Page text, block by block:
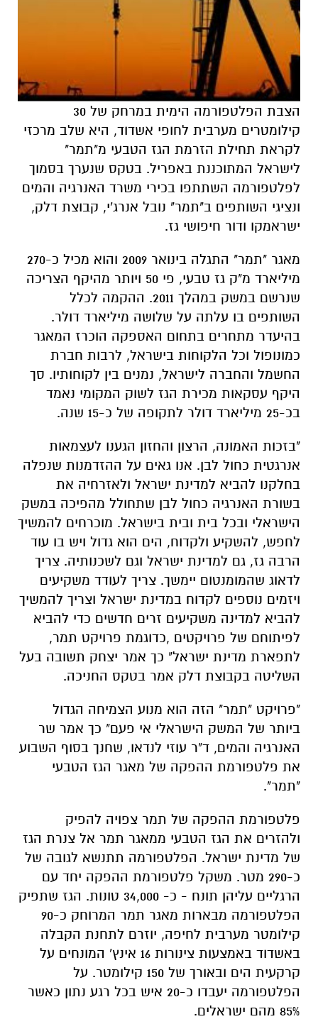
הצבת הפלטפורמה הימית במרחק של 30
קילומטרים מערבית לחופי אשדוד, היא שלב מרכזי
לקראת תחילת הזרמת הגז הטבעי מ"תמר"
לישראל המתוכננת באפריל. בטקס שנערך בסמוך
לפלטפורמה השתתפו בכירי משרד האנרגיה והמים
ונציגי השותפים ב"תמר" נובל אנרג'י, קבוצת דלק,
ישראמקו ודור חיפושי גז.
מאגר "תמר" התגלה בינואר 2009 והוא מכיל כ-270
מיליארד מ"ק גז טבעי, פי 50 ויותר מהיקף הצריכה
שנרשם במשק במהלך 2011. ההקמה לכלל
השותפים בו עלתה על שלושה מיליארד דולר.
בהיעדר מתחרים בתחום האספקה הוכרז המאגר
כמונופול וכל הלקוחות בישראל, לרבות חברת
החשמל והחברה לישראל, נמנים בין לקוחותיו. סך
היקף עסקאות מכירת הגז לשוק המקומי נאמד
בכ-25 מיליארד דולר לתקופה של כ-15 שנה.
"בזכות האמונה, הרצון והחזון הגענו לעצמאות
אנרגטית כחול לבן. אנו גאים על ההזדמנות שנפלה
בחלקנו להביא למדינת ישראל ולאזרחיה את
בשורת האנרגיה כחול לבן שתחולל מהפיכה במשק
הישראלי ובכל בית ובית בישראל. מוכרחים להמשיך
לחפש, להשקיע ולקדוח, הים הוא גדול ויש בו עוד
הרבה גז, גם למדינת ישראל וגם לשכנותיה. צריך
לדאוג שהמומנטום יימשך. צריך לעודד משקיעים
ויזמים נוספים לקדוח במדינת ישראל וצריך להמשיך
להביא למדינה משקיעים זרים חדשים כדי להביא
לפיתוחם של פרויקטים ,כדוגמת פרויקט תמר,
לתפארת מדינת ישראל" כך אמר יצחק תשובה בעל
השליטה בקבוצת דלק אמר בטקס החניכה.
"פרויקט "תמר" הזה הוא מנוע הצמיחה הגדול
ביותר של המשק הישראלי אי פעם" כך אמר שר
האנרגיה והמים, ד"ר עוזי לנדאו, שחנך בסוף השבוע
את פלטפורמת ההפקה של מאגר הגז הטבעי
"תמר".
פלטפורמת ההפקה של תמר צפויה להפיק
ולהזרים את הגז הטבעי ממאגר תמר אל צנרת הגז
של מדינת ישראל. הפלטפורמה תתנשא לגובה של
כ-290 מטר. משקל פלטפורמת ההפקה יחד עם
הרגליים עליהן תונח - כ- 34,000 טונות. הגז שתפיק
הפלטפורמה מבארות מאגר תמר המרוחק כ-90
קילומטר מערבית לחיפה, יוזרם לתחנת הקבלה
באשדוד באמצעות צינורות 16 אינץ' המונחים על
קרקעית הים ובאורך של 150 קילומטר. על
הפלטפורמה יעבדו כ-20 איש בכל רגע נתון כאשר
85% מהם ישראלים.